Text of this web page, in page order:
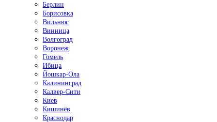
Берлин
Борисовка
Вильнюс
Винница
Волгоград
Воронеж
Гомель
Ибица
Йошкар-Ола
Калининград
Калвер-Сити
Киев
Кишинёв
Краснодар